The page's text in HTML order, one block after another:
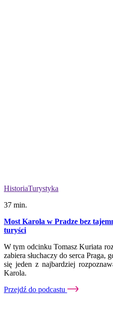
HistoriaTurystyka
37 min.
Most Karola w Pradze bez
turyści
W tym odcinku Tomasz Kuriata
zabiera słuchaczy do serca Praga,
się jeden z najbardziej
Karola.
Przejdź do podcastu